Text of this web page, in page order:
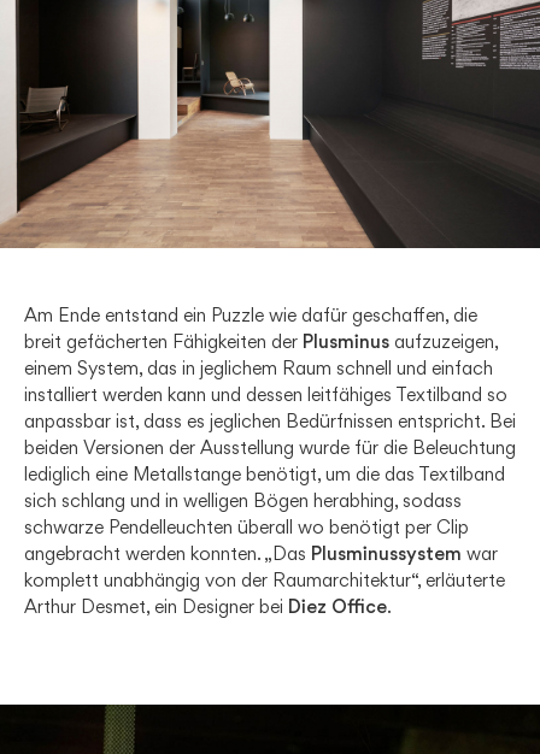
Am Ende entstand ein Puzzle wie dafür geschaffen, die
breit gefächerten Fähigkeiten der Plusminus aufzuzeigen,
einem System, das in jeglichem Raum schnell und einfach
installiert werden kann und dessen leitfähiges Textilband so
anpassbar ist, dass es jeglichen Bedürfnissen entspricht. Bei
beiden Versionen der Ausstellung wurde für die Beleuchtung
lediglich eine Metallstange benötigt, um die das Textilband
sich schlang und in welligen Bögen herabhing, sodass
schwarze Pendelleuchten überall wo benötigt per Clip
angebracht werden konnten. „Das Plusminussystem war
komplett unabhängig von der Raumarchitektur“, erläuterte
Arthur Desmet, ein Designer bei Diez Office.